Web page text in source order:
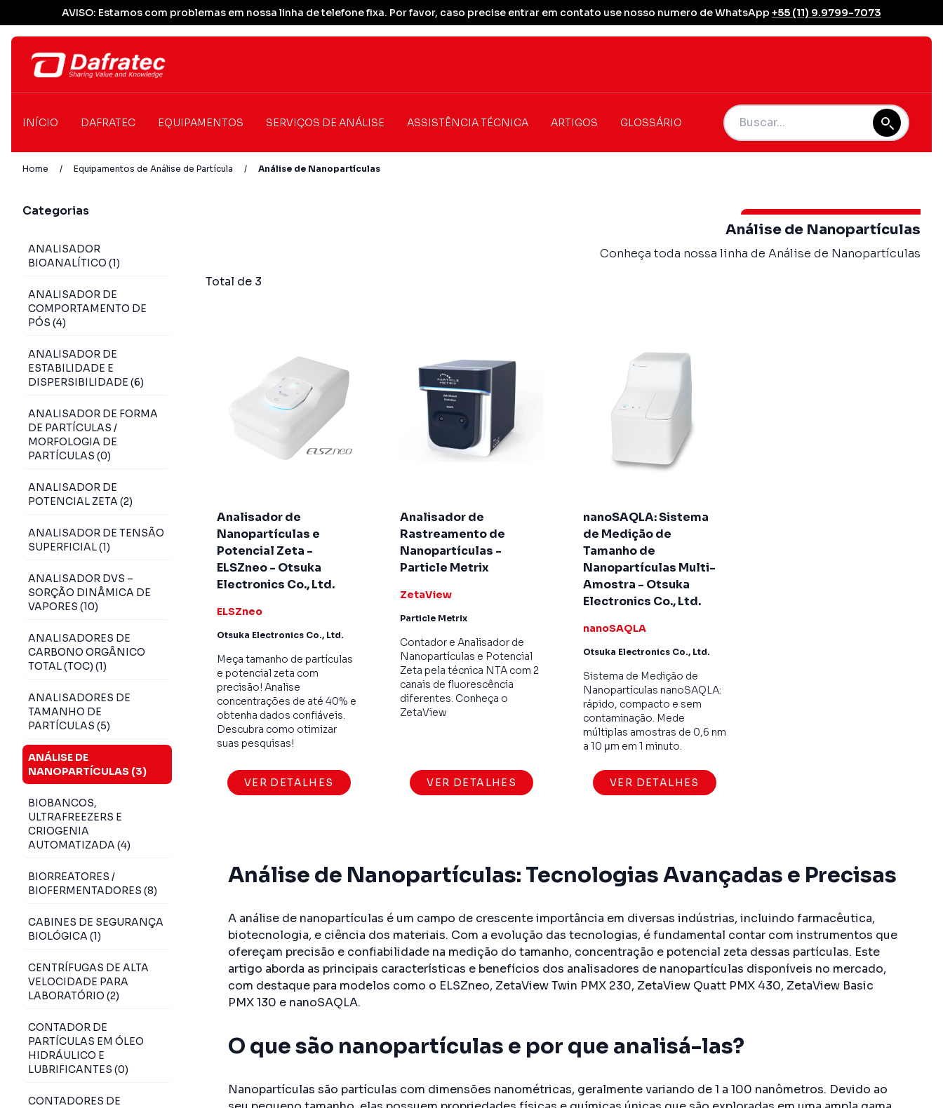
AVISO: Estamos com problemas em nossa linha de telefone fixa. Por favor, caso precise entrar em contato use nosso numero de WhatsApp +55 (11) 9.9799-7073
INÍCIO DAFRATEC EQUIPAMENTOS SERVIÇOS DE ANÁLISE ASSISTÊNCIA TÉCNICA ARTIGOS GLOSSÁRIO
Home / Equipamentos de Análise de Partícula / Análise de Nanopartículas
Análise de Nanopartículas
Conheça toda nossa linha de Análise de Nanopartículas
Total de 3
Analisador de
Nanopartículas e
Potencial Zeta -
ELSZneo - Otsuka
Electronics Co., Ltd.
ELSZneo
Otsuka Electronics Co., Ltd.
Meça tamanho de partículas
e potencial zeta com
precisão! Analise
concentrações de até 40% e
obtenha dados confiáveis.
Descubra como otimizar
suas pesquisas!
VER DETALHES
Analisador de
Rastreamento de
Nanopartículas -
Particle Metrix
ZetaView
Particle Metrix
Contador e Analisador de
Nanopartículas e Potencial
Zeta pela técnica NTA com 2
canais de fluorescência
diferentes. Conheça o
ZetaView
VER DETALHES
nanoSAQLA: Sistema
de Medição de
Tamanho de
Nanopartículas Multi-
Amostra - Otsuka
Electronics Co., Ltd.
nanoSAQLA
Otsuka Electronics Co., Ltd.
Sistema de Medição de
Nanopartículas nanoSAQLA:
rápido, compacto e sem
contaminação. Mede
múltiplas amostras de 0,6 nm
a 10 μm em 1 minuto.
VER DETALHES
Análise de Nanopartículas: Tecnologias Avançadas e Precisas
A análise de nanopartículas é um campo de crescente importância em diversas indústrias, incluindo farmacêutica,
biotecnologia, e ciência dos materiais. Com a evolução das tecnologias, é fundamental contar com instrumentos que
ofereçam precisão e confiabilidade na medição do tamanho, concentração e potencial zeta dessas partículas. Este
artigo aborda as principais características e benefícios dos analisadores de nanopartículas disponíveis no mercado,
com destaque para modelos como o ELSZneo, ZetaView Twin PMX 230, ZetaView Quatt PMX 430, ZetaView Basic
PMX 130 e nanoSAQLA.
O que são nanopartículas e por que analisá-las?
Nanopartículas são partículas com dimensões nanométricas, geralmente variando de 1 a 100 nanômetros. Devido ao
Categorias
ANALISADOR
BIOANALÍTICO (1)
ANALISADOR DE
COMPORTAMENTO DE
PÓS (4)
ANALISADOR DE
ESTABILIDADE E
DISPERSIBILIDADE (6)
ANALISADOR DE FORMA
DE PARTÍCULAS /
MORFOLOGIA DE
PARTÍCULAS (0)
ANALISADOR DE
POTENCIAL ZETA (2)
ANALISADOR DE TENSÃO
SUPERFICIAL (1)
ANALISADOR DVS –
SORÇÃO DINÂMICA DE
VAPORES (10)
ANALISADORES DE
CARBONO ORGÂNICO
TOTAL (TOC) (1)
ANALISADORES DE
TAMANHO DE
PARTÍCULAS (5)
ANÁLISE DE
NANOPARTÍCULAS (3)
BIOBANCOS,
ULTRAFREEZERS E
CRIOGENIA
AUTOMATIZADA (4)
BIORREATORES /
BIOFERMENTADORES (8)
CABINES DE SEGURANÇA
BIOLÓGICA (1)
CENTRÍFUGAS DE ALTA
VELOCIDADE PARA
LABORATÓRIO (2)
CONTADOR DE
PARTÍCULAS EM ÓLEO
HIDRÁULICO E
LUBRIFICANTES (0)
CONTADORES DE